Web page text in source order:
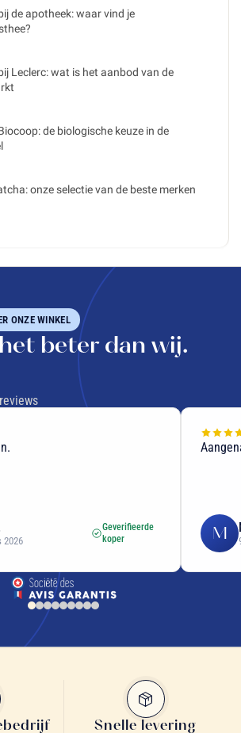
de apotheek: waar vind je
Leclerc: wat is het aanbod van de
de biologische keuze in de
onze selectie van de beste merken
ONZE WINKEL
beter dan wij.
2026
Geverifieerde
koper
M
Snelle levering